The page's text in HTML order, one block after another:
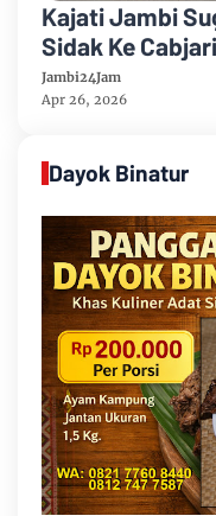
Kajati Jambi
Sidak Ke
Tembesi
Jambi24Jam
Apr 26, 2026
Dayok Binatur